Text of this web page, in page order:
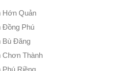
Hớn Quản
Đồng Phú
Bù Đăng
Chơn Thành
Phú Riềng